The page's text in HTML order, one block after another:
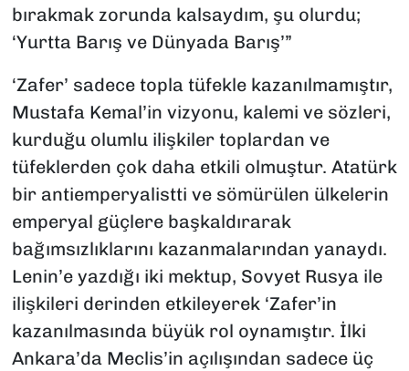
bırakmak zorunda kalsaydım, şu olurdu;
‘Yurtta Barış ve Dünyada Barış’”
‘Zafer’ sadece topla tüfekle kazanılmamıştır,
Mustafa Kemal’in vizyonu, kalemi ve sözleri,
kurduğu olumlu ilişkiler toplardan ve
tüfeklerden çok daha etkili olmuştur. Atatürk
bir antiemperyalistti ve sömürülen ülkelerin
emperyal güçlere başkaldırarak
bağımsızlıklarını kazanmalarından yanaydı.
Lenin’e yazdığı iki mektup, Sovyet Rusya ile
ilişkileri derinden etkileyerek ‘Zafer’in
kazanılmasında büyük rol oynamıştır. İlki
Ankara’da Meclis’in açılışından sadece üç